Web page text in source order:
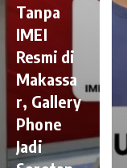
Tanpa
IMEI
Resmi di
Makassa
r, Gallery
Phone
Jadi